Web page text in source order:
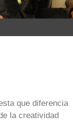
que diferencia
la creatividad